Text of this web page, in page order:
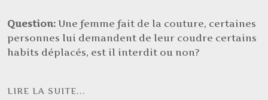
Question: Une femme fait de la couture, certaines
personnes lui demandent de leur coudre certains
habits déplacés, est il interdit ou non?
LIRE LA SUITE...